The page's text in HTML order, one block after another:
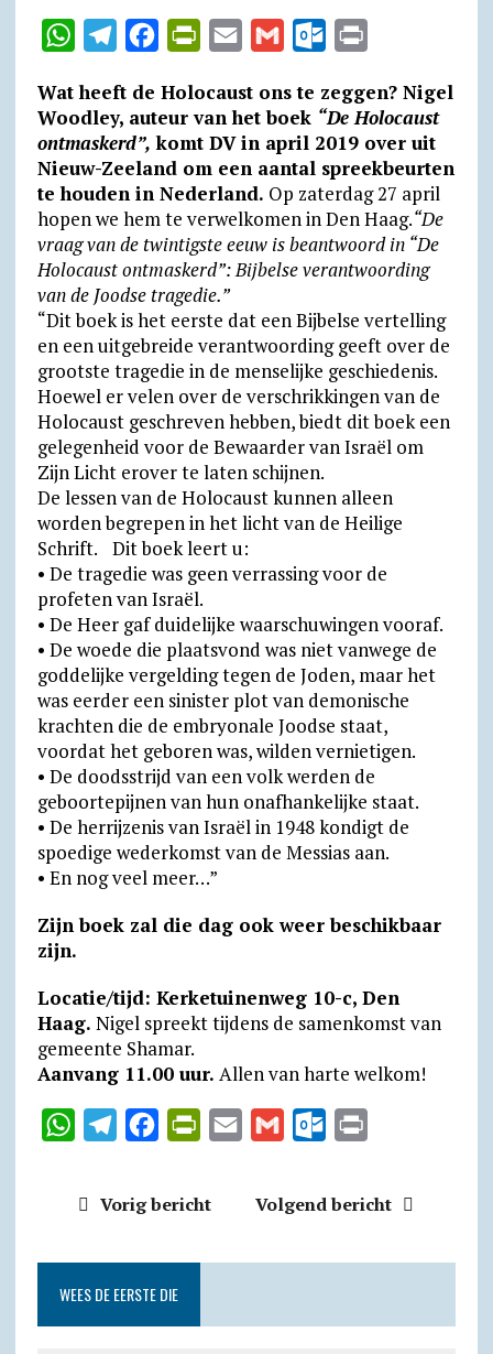
W
a
t
s
A
p
p
T
l
e
g
r
a
m
c
e
b
o
o
k
i
n
t
F
r
i
e
n
d
l
y
a
i
l
a
i
l
t
l
o
o
k
.
o
m
i
n
t
Wat heeft de Holocaust ons te zeggen? Nigel
Woodley, auteur van het boek “De Holocaust
ontmaskerd”, komt DV in april 2019 over uit
Nieuw-Zeeland om een aantal spreekbeurten
te houden in Nederland. Op zaterdag 27 april
hopen we hem te verwelkomen in Den Haag.“De
vraag van de twintigste eeuw is beantwoord in “De
Holocaust ontmaskerd”: Bijbelse verantwoording
van de Joodse tragedie.”
“Dit boek is het eerste dat een Bijbelse vertelling
en een uitgebreide verantwoording geeft over de
grootste tragedie in de menselijke geschiedenis.
Hoewel er velen over de verschrikkingen van de
Holocaust geschreven hebben, biedt dit boek een
gelegenheid voor de Bewaarder van Israël om
Zijn Licht erover te laten schijnen.
De lessen van de Holocaust kunnen alleen
worden begrepen in het licht van de Heilige
Schrift. Dit boek leert u:
• De tragedie was geen verrassing voor de
profeten van Israël.
• De Heer gaf duidelijke waarschuwingen vooraf.
• De woede die plaatsvond was niet vanwege de
goddelijke vergelding tegen de Joden, maar het
was eerder een sinister plot van demonische
krachten die de embryonale Joodse staat,
voordat het geboren was, wilden vernietigen.
• De doodsstrijd van een volk werden de
geboortepijnen van hun onafhankelijke staat.
• De herrijzenis van Israël in 1948 kondigt de
spoedige wederkomst van de Messias aan.
• En nog veel meer…”
Zijn boek zal die dag ook weer beschikbaar
zijn.
Locatie/tijd: Kerketuinenweg 10-c, Den
Haag. Nigel spreekt tijdens de samenkomst van
gemeente Shamar.
Aanvang 11.00 uur. Allen van harte welkom!
W
s
A
p
T
g
r
a
b
o
o
t
r
l
l
o
k
t
Vorig bericht Volgend bericht
WEES DE EERSTE DIE